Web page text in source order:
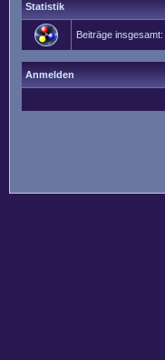
Statistik
Beiträge insgesamt:
Anmelden